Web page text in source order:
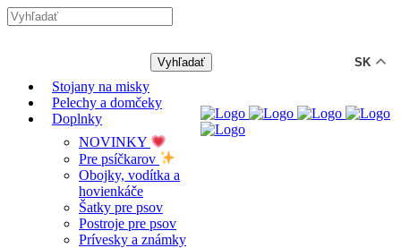
Stojany na misky
Pelechy a domčeky
Doplnky
NOVINKY
Pre psíčkarov
Obojky, vodítka a
hovienkáče
Šatky pre psov
Postroje pre psov
Prívesky a známky
SK
-12% ZĽAVA s kódom "LETO12"